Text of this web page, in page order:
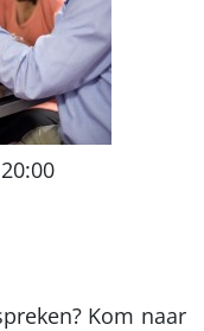
Kom naar